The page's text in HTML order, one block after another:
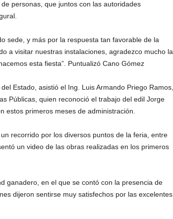
personas, que juntos con las autoridades
sede, y más por la respuesta tan favorable de la
a visitar nuestras instalaciones, agradezco mucho la
esta fiesta”. Puntualizó Cano Gómez
Estado, asistió el Ing. Luis Armando Priego Ramos,
Públicas, quien reconoció el trabajo del edil Jorge
estos primeros meses de administración.
recorrido por los diversos puntos de la feria, entre
un video de las obras realizadas en los primeros
ganadero, en el que se contó con la presencia de
dijeron sentirse muy satisfechos por las excelentes